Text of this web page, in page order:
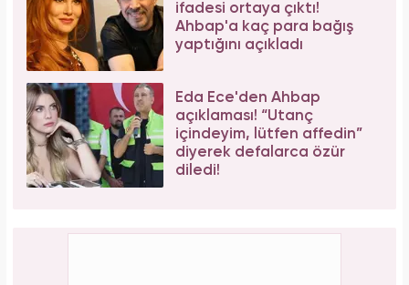
ifadesi ortaya çıktı!
Ahbap'a kaç para bağış
yaptığını açıkladı
Eda Ece'den Ahbap
açıklaması! “Utanç
içindeyim, lütfen affedin”
diyerek defalarca özür
diledi!